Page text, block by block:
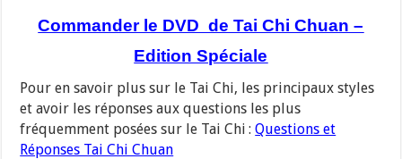
Commander le DVD de Tai Chi Chuan –
Edition Spéciale
Pour en savoir plus sur le Tai Chi, les principaux styles
et avoir les réponses aux questions les plus
fréquemment posées sur le Tai Chi :Questions et
Réponses Tai Chi Chuan